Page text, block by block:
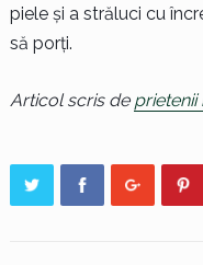
piele și a străluci cu
să porți.
Articol scris de prietenii